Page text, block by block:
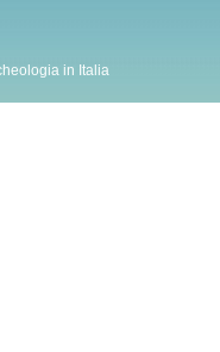
in Italia